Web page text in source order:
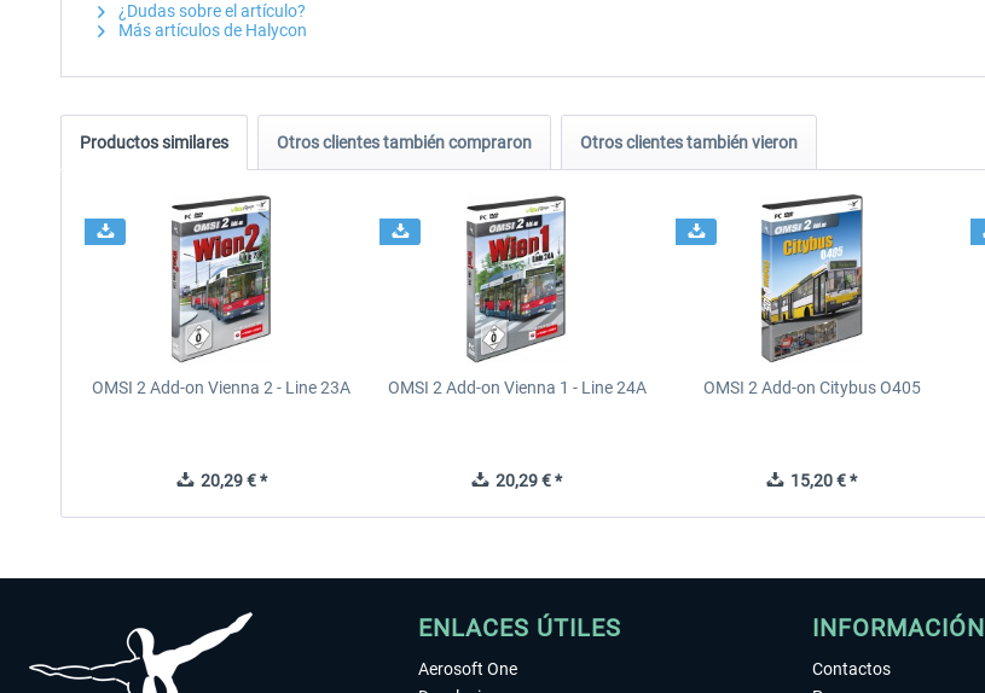
¿Dudas sobre el artículo?
Más artículos de Halycon
Productos similares Otros clientes también compraron Otros clientes también vieron
OMSI 2 Add-on Vienna 2 - Line 23A
20,29 € *
OMSI 2 Add-on Vienna 1 - Line 24A
20,29 € *
OMSI 2 Add-on Citybus O405
15,20 € *
ENLACES ÚTILES
Aerosoft One
INFORMACIÓN
Contactos